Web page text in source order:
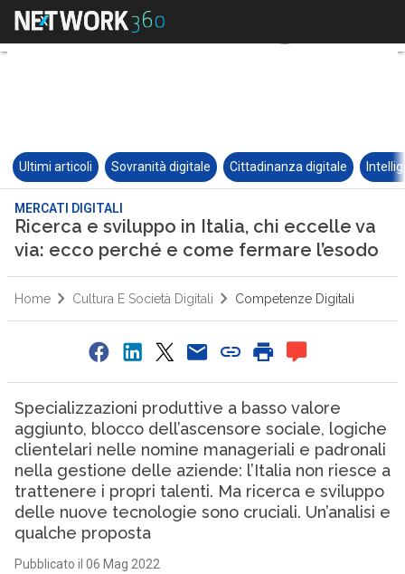
Ultimi articoli Sovranità digitale Cittadinanza digitale
MERCATI DIGITALI
Ricerca e sviluppo in Italia, chi eccelle va
via: ecco perché e come fermare l’esodo
Home Cultura E Società Digitali Competenze Digitali
Specializzazioni produttive a basso valore
aggiunto, blocco dell’ascensore sociale, logiche
clientelari nelle nomine manageriali e padronali
nella gestione delle aziende: l’Italia non riesce a
trattenere i propri talenti. Ma ricerca e sviluppo
delle nuove tecnologie sono cruciali. Un’analisi e
qualche proposta
Pubblicato il 06 Mag 2022